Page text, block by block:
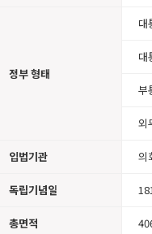
정부 형태
대
대
부
외
입법기관 의
독립기념일
총면적